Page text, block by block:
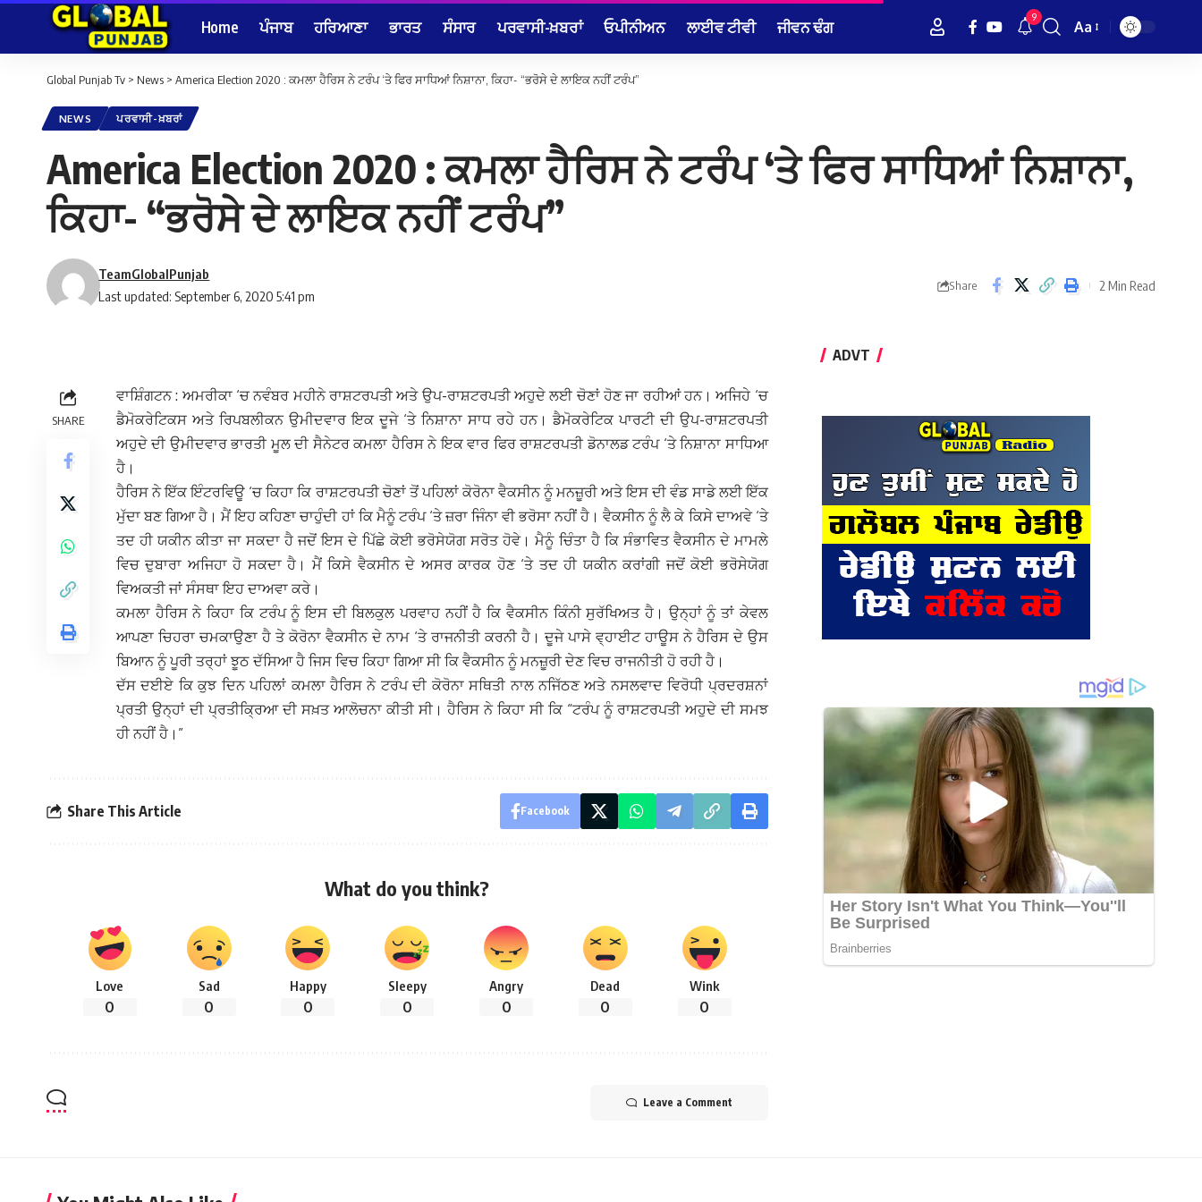
Home ਪੰਜਾਬ ਹਰਿਆਣਾ ਭਾਰਤ ਸੰਸਾਰ ਪਰਵਾਸੀ-ਖ਼ਬਰਾਂ ਓਪੀਨੀਅਨ ਲਾਈਵ ਟੀਵੀ ਜੀਵਨ ਢੰਗ 9
Font
Aa
Global Punjab Tv > News > America Election 2020 : ਕਮਲਾ ਹੈਰਿਸ ਨੇ ਟਰੰਪ ‘ਤੇ ਫਿਰ ਸਾਧਿਆਂ ਨਿਸ਼ਾਨਾ, ਕਿਹਾ- “ਭਰੋਸੇ ਦੇ ਲਾਇਕ ਨਹੀਂ ਟਰੰਪ”
NEWS ਪਰਵਾਸੀ-ਖ਼ਬਰਾਂ
America Election 2020 : ਕਮਲਾ ਹੈਰਿਸ ਨੇ ਟਰੰਪ ‘ਤੇ ਫਿਰ ਸਾਧਿਆਂ ਨਿਸ਼ਾਨਾ,
ਕਿਹਾ- “ਭਰੋਸੇ ਦੇ ਲਾਇਕ ਨਹੀਂ ਟਰੰਪ”
Last updated: September 6, 2020 5:41 pm
TeamGlobalPunjab
Share 2 Min Read
SHARE
ਵਾਸ਼ਿੰਗਟਨ : ਅਮਰੀਕਾ ‘ਚ ਨਵੰਬਰ ਮਹੀਨੇ ਰਾਸ਼ਟਰਪਤੀ ਅਤੇ ਉਪ-ਰਾਸ਼ਟਰਪਤੀ ਅਹੁਦੇ ਲਈ ਚੋਣਾਂ ਹੋਣ ਜਾ ਰਹੀਆਂ ਹਨ। ਅਜਿਹੇ ‘ਚ
ਡੈਮੋਕਰੇਟਿਕਸ ਅਤੇ ਰਿਪਬਲੀਕਨ ਉਮੀਦਵਾਰ ਇਕ ਦੂਜੇ ‘ਤੇ ਨਿਸ਼ਾਨਾ ਸਾਧ ਰਹੇ ਹਨ। ਡੈਮੋਕਰੇਟਿਕ ਪਾਰਟੀ ਦੀ ਉਪ-ਰਾਸ਼ਟਰਪਤੀ
ਅਹੁਦੇ ਦੀ ਉਮੀਦਵਾਰ ਭਾਰਤੀ ਮੂਲ ਦੀ ਸੈਨੇਟਰ ਕਮਲਾ ਹੈਰਿਸ ਨੇ ਇਕ ਵਾਰ ਫਿਰ ਰਾਸ਼ਟਰਪਤੀ ਡੋਨਾਲਡ ਟਰੰਪ ‘ਤੇ ਨਿਸ਼ਾਨਾ ਸਾਧਿਆ
ਹੈ।
ਹੈਰਿਸ ਨੇ ਇੱਕ ਇੰਟਰਵਿਊ ‘ਚ ਕਿਹਾ ਕਿ ਰਾਸ਼ਟਰਪਤੀ ਚੋਣਾਂ ਤੋਂ ਪਹਿਲਾਂ ਕੋਰੋਨਾ ਵੈਕਸੀਨ ਨੂੰ ਮਨਜ਼ੂਰੀ ਅਤੇ ਇਸ ਦੀ ਵੰਡ ਸਾਡੇ ਲਈ ਇੱਕ
ਮੁੱਦਾ ਬਣ ਗਿਆ ਹੈ। ਮੈਂ ਇਹ ਕਹਿਣਾ ਚਾਹੁੰਦੀ ਹਾਂ ਕਿ ਮੈਨੂੰ ਟਰੰਪ ‘ਤੇ ਜ਼ਰਾ ਜਿੰਨਾ ਵੀ ਭਰੋਸਾ ਨਹੀਂ ਹੈ। ਵੈਕਸੀਨ ਨੂੰ ਲੈ ਕੇ ਕਿਸੇ ਦਾਅਵੇ ‘ਤੇ
ਤਦ ਹੀ ਯਕੀਨ ਕੀਤਾ ਜਾ ਸਕਦਾ ਹੈ ਜਦੋਂ ਇਸ ਦੇ ਪਿੱਛੇ ਕੋਈ ਭਰੋਸੇਯੋਗ ਸਰੋਤ ਹੋਵੇ।ਮੈਨੂੰ ਚਿੰਤਾ ਹੈ ਕਿ ਸੰਭਾਵਿਤ ਵੈਕਸੀਨ ਦੇ ਮਾਮਲੇ
ਵਿਚ ਦੁਬਾਰਾ ਅਜਿਹਾ ਹੋ ਸਕਦਾ ਹੈ। ਮੈਂ ਕਿਸੇ ਵੈਕਸੀਨ ਦੇ ਅਸਰ ਕਾਰਕ ਹੋਣ ‘ਤੇ ਤਦ ਹੀ ਯਕੀਨ ਕਰਾਂਗੀ ਜਦੋਂ ਕੋਈ ਭਰੋਸੇਯੋਗ
ਵਿਅਕਤੀ ਜਾਂ ਸੰਸਥਾ ਇਹ ਦਾਅਵਾ ਕਰੇ।
ਕਮਲਾ ਹੈਰਿਸ ਨੇ ਕਿਹਾ ਕਿ ਟਰੰਪ ਨੂੰ ਇਸ ਦੀ ਬਿਲਕੁਲ ਪਰਵਾਹ ਨਹੀਂ ਹੈ ਕਿ ਵੈਕਸੀਨ ਕਿੰਨੀ ਸੁਰੱਖਿਅਤ ਹੈ। ਉਨ੍ਹਾਂ ਨੂੰ ਤਾਂ ਕੇਵਲ
ਆਪਣਾ ਚਿਹਰਾ ਚਮਕਾਉਣਾ ਹੈ ਤੇ ਕੋਰੋਨਾ ਵੈਕਸੀਨ ਦੇ ਨਾਮ ‘ਤੇ ਰਾਜਨੀਤੀ ਕਰਨੀ ਹੈ। ਦੂਜੇ ਪਾਸੇ ਵ੍ਹਾਈਟ ਹਾਊਸ ਨੇ ਹੈਰਿਸ ਦੇ ਉਸ
ਬਿਆਨ ਨੂੰ ਪੂਰੀ ਤਰ੍ਹਾਂ ਝੂਠ ਦੱਸਿਆ ਹੈ ਜਿਸ ਵਿਚ ਕਿਹਾ ਗਿਆ ਸੀ ਕਿ ਵੈਕਸੀਨ ਨੂੰ ਮਨਜ਼ੂਰੀ ਦੇਣ ਵਿਚ ਰਾਜਨੀਤੀ ਹੋ ਰਹੀ ਹੈ।
ਦੱਸ ਦਈਏ ਕਿ ਕੁਝ ਦਿਨ ਪਹਿਲਾਂ ਕਮਲਾ ਹੈਰਿਸ ਨੇ ਟਰੰਪ ਦੀ ਕੋਰੋਨਾ ਸਥਿਤੀ ਨਾਲ ਨਜਿੱਠਣ ਅਤੇ ਨਸਲਵਾਦ ਵਿਰੋਧੀ ਪ੍ਰਦਰਸ਼ਨਾਂ
ਪ੍ਰਤੀ ਉਨ੍ਹਾਂ ਦੀ ਪ੍ਰਤੀਕ੍ਰਿਆ ਦੀ ਸਖ਼ਤ ਆਲੋਚਨਾ ਕੀਤੀ ਸੀ। ਹੈਰਿਸ ਨੇ ਕਿਹਾ ਸੀ ਕਿ “ਟਰੰਪ ਨੂੰ ਰਾਸ਼ਟਰਪਤੀ ਅਹੁਦੇ ਦੀ ਸਮਝ
ਹੀ ਨਹੀਂ ਹੈ।”
Share This Article Facebook
What do you think?
Love
0
Sad
0
Happy
0
Sleepy
0
Angry
0
Dead
0
Wink
0
Leave a Comment
ADVT